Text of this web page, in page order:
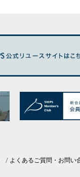
よくあるご質問・お問い